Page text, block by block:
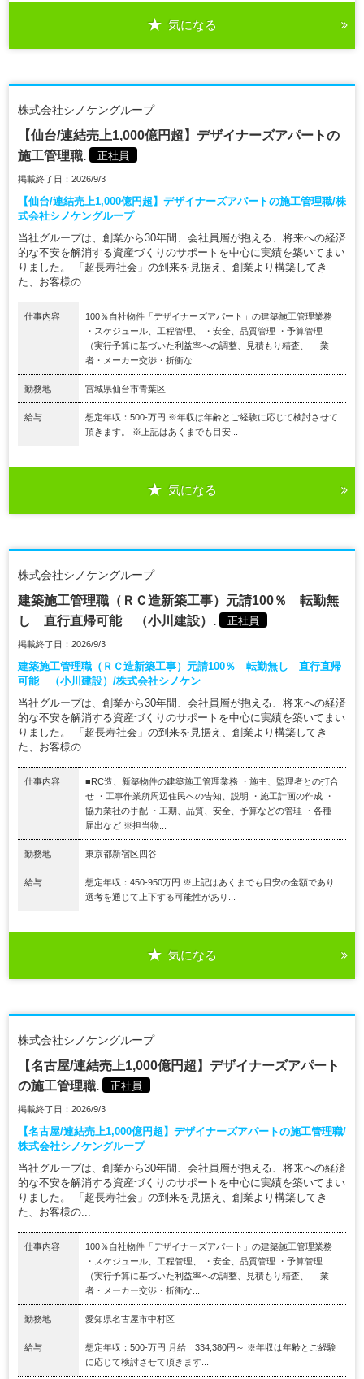
気になる
株式会社シノケングループ
【仙台/連結売上1,000億円超】デザイナーズアパートの
施工管理職.
正社員
掲載終了日：2026/9/3
【仙台/連結売上1,000億円超】デザイナーズアパートの施工管理職/株
式会社シノケングループ
当社グループは、創業から30年間、会社員層が抱える、将来への経済
的な不安を解消する資産づくりのサポートを中心に実績を築いてまい
りました。 「超長寿社会」の到来を見据え、創業より構築してき
た、お客様の...
仕事内容
100％自社物件「デザイナーズアパート」の建築施工管理業務
・スケジュール、工程管理、 ・安全、品質管理 ・予算管理
（実行予算に基づいた利益率への調整、見積もり精査、 業
者・メーカー交渉・折衝な...
勤務地 宮城県仙台市青葉区
給与
想定年収：500-万円 ※年収は年齢とご経験に応じて検討させて
頂きます。 ※上記はあくまでも目安...
気になる
株式会社シノケングループ
建築施工管理職（ＲＣ造新築工事）元請100％ 転勤無
し 直行直帰可能 （小川建設）.
正社員
掲載終了日：2026/9/3
建築施工管理職（ＲＣ造新築工事）元請100％ 転勤無し 直行直帰
可能 （小川建設）/株式会社シノケン
当社グループは、創業から30年間、会社員層が抱える、将来への経済
的な不安を解消する資産づくりのサポートを中心に実績を築いてまい
りました。 「超長寿社会」の到来を見据え、創業より構築してき
た、お客様の...
仕事内容
■RC造、新築物件の建築施工管理業務 ・施主、監理者との打合
せ ・工事作業所周辺住民への告知、説明 ・施工計画の作成 ・
協力業社の手配 ・工期、品質、安全、予算などの管理 ・各種
届出など ※担当物...
勤務地 東京都新宿区四谷
給与
想定年収：450-950万円 ※上記はあくまでも目安の金額であり
選考を通じて上下する可能性があり...
気になる
株式会社シノケングループ
【名古屋/連結売上1,000億円超】デザイナーズアパート
の施工管理職.
正社員
掲載終了日：2026/9/3
【名古屋/連結売上1,000億円超】デザイナーズアパートの施工管理職/
株式会社シノケングループ
当社グループは、創業から30年間、会社員層が抱える、将来への経済
的な不安を解消する資産づくりのサポートを中心に実績を築いてまい
りました。 「超長寿社会」の到来を見据え、創業より構築してき
た、お客様の...
仕事内容
100％自社物件「デザイナーズアパート」の建築施工管理業務
・スケジュール、工程管理、 ・安全、品質管理 ・予算管理
（実行予算に基づいた利益率への調整、見積もり精査、 業
者・メーカー交渉・折衝な...
勤務地 愛知県名古屋市中村区
給与
想定年収：500-万円 月給 334,380円～ ※年収は年齢とご経験
に応じて検討させて頂きます...